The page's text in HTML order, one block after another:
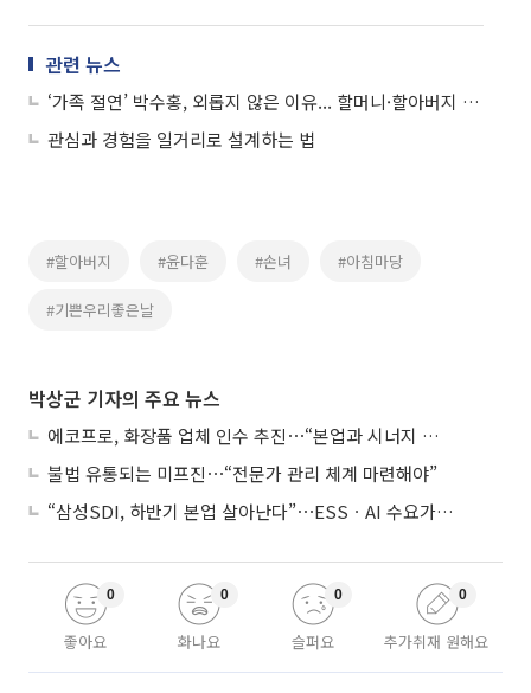
관련 뉴스
‘가족 절연’ 박수홍, 외롭지 않은 이유... 할머니·할아버지 생겼다
관심과 경험을 일거리로 설계하는 법
#할아버지 #윤다훈 #손녀 #아침마당
#기쁜우리좋은날
박상군 기자의 주요 뉴스
에코프로, 화장품 업체 인수 추진⋯“본업과 시너지 부족”
불법 유통되는 미프진⋯“전문가 관리 체계 마련해야”
“삼성SDI, 하반기 본업 살아난다”⋯ESSㆍAI 수요가 견인
좋아요
0
화나요
0
슬퍼요
0
추가취재 원해요
0